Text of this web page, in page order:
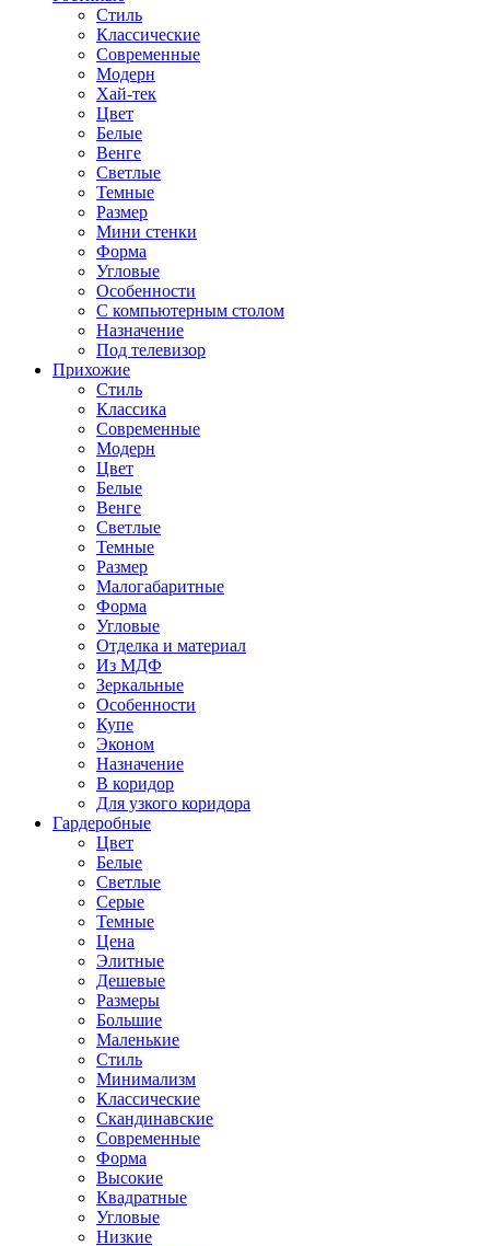
Стиль
Классические
Современные
Модерн
Хай-тек
Цвет
Белые
Венге
Светлые
Темные
Размер
Мини стенки
Форма
Угловые
Особенности
С компьютерным столом
Назначение
Под телевизор
Прихожие
Стиль
Классика
Современные
Модерн
Цвет
Белые
Венге
Светлые
Темные
Размер
Малогабаритные
Форма
Угловые
Отделка и материал
Из МДФ
Зеркальные
Особенности
Купе
Эконом
Назначение
В коридор
Для узкого коридора
Гардеробные
Цвет
Белые
Светлые
Серые
Темные
Цена
Элитные
Дешевые
Размеры
Большие
Маленькие
Стиль
Минимализм
Классические
Скандинавские
Современные
Форма
Высокие
Квадратные
Угловые
Низкие